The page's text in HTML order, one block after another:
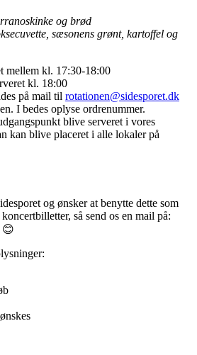
og brød
sæsonens grønt, kartoffel og
mellem kl. 17:30-18:00
kl. 18:00
på mail til rotationen@sidesporet.dk
I bedes oplyse ordrenummer.
blive serveret i vores
kan blive placeret i alle lokaler på
og ønsker at benytte dette som
så send os en mail på:
😊